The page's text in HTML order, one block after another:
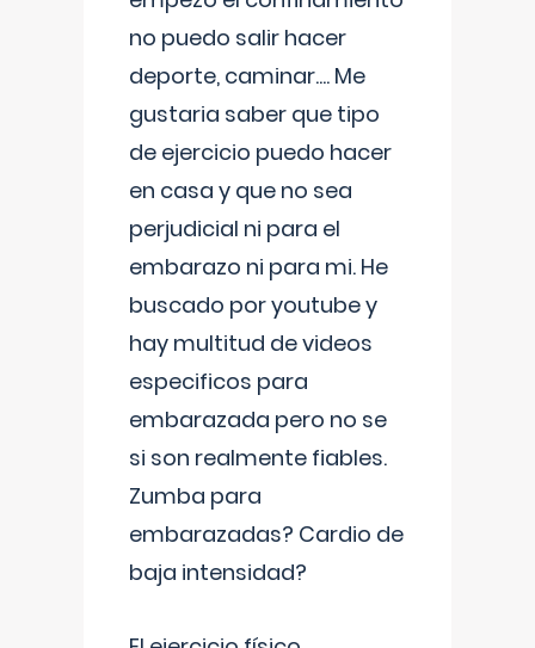
no puedo salir hacer
deporte, caminar.... Me
gustaria saber que tipo
de ejercicio puedo hacer
en casa y que no sea
perjudicial ni para el
embarazo ni para mi. He
buscado por youtube y
hay multitud de videos
especificos para
embarazada pero no se
si son realmente fiables.
Zumba para
embarazadas? Cardio de
baja intensidad?